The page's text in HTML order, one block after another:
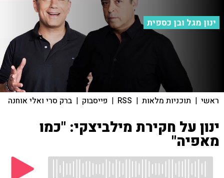
ינון מגל ובן כספית
ראשי | תוכניות מלאות |
RSS
| פייסבוק | ברק סרי ואלי אוחנה
ינון על חקירת מילביצקי: "כמו
מאפיה"